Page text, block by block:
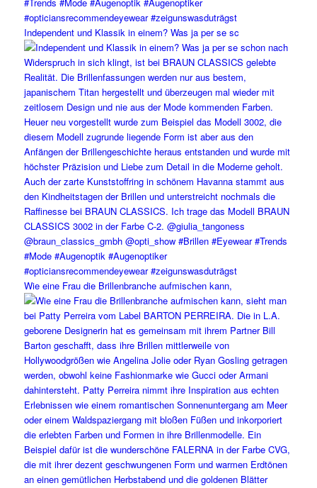
Independent und Klassik in einem? Was ja per se sc
Wie eine Frau die Brillenbranche aufmischen kann,